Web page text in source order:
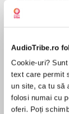
AudioTribe.ro
Cookie-uri?
text care permit
un site, ca tu să
folosi numai cu
oferi. Poți
Despre